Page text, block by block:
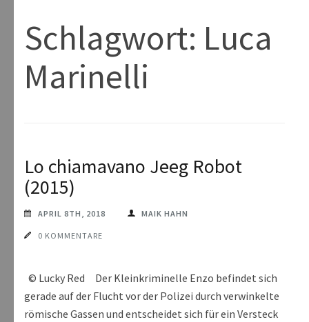
Schlagwort: Luca
Marinelli
Lo chiamavano Jeeg Robot
(2015)
APRIL 8TH, 2018 MAIK HAHN
0 KOMMENTARE
© Lucky Red Der Kleinkriminelle Enzo befindet sich
gerade auf der Flucht vor der Polizei durch verwinkelte
römische Gassen und entscheidet sich für ein Versteck